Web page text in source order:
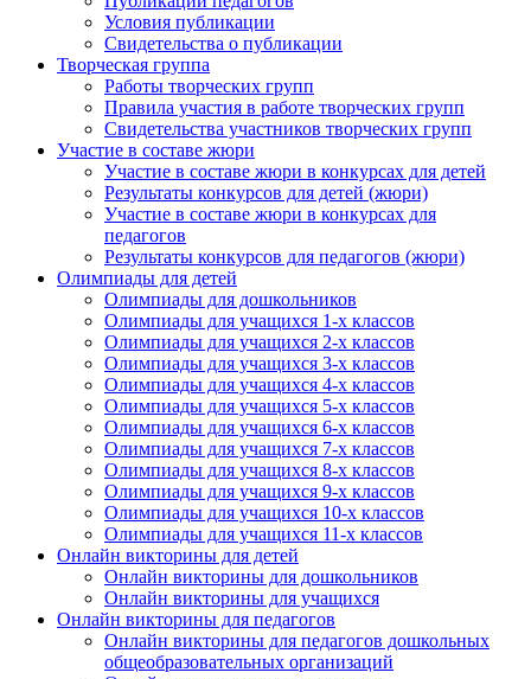
Условия публикации
Свидетельства о публикации
Творческая группа
Работы творческих групп
Правила участия в работе творческих групп
Свидетельства участников творческих групп
Участие в составе жюри
Участие в составе жюри в конкурсах для детей
Результаты конкурсов для детей (жюри)
Участие в составе жюри в конкурсах для
педагогов
Результаты конкурсов для педагогов (жюри)
Олимпиады для детей
Олимпиады для дошкольников
Олимпиады для учащихся 1-х классов
Олимпиады для учащихся 2-х классов
Олимпиады для учащихся 3-х классов
Олимпиады для учащихся 4-х классов
Олимпиады для учащихся 5-х классов
Олимпиады для учащихся 6-х классов
Олимпиады для учащихся 7-х классов
Олимпиады для учащихся 8-х классов
Олимпиады для учащихся 9-х классов
Олимпиады для учащихся 10-х классов
Олимпиады для учащихся 11-х классов
Онлайн викторины для детей
Онлайн викторины для дошкольников
Онлайн викторины для учащихся
Онлайн викторины для педагогов
Онлайн викторины для педагогов дошкольных
общеобразовательных организаций